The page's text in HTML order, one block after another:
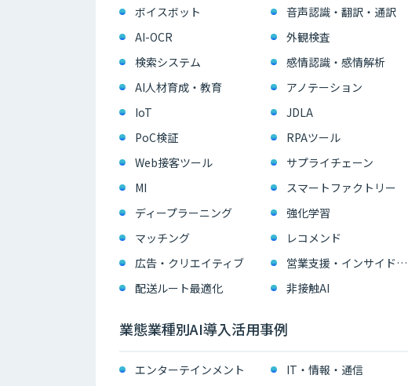
ボイスボット
音声認識・翻訳・通訳
AI-OCR
外観検査
検索システム
感情認識・感情解析
AI人材育成・教育
アノテーション
IoT
JDLA
PoC検証
RPAツール
Web接客ツール
サプライチェーン
MI
スマートファクトリー
ディープラーニング
強化学習
マッチング
レコメンド
広告・クリエイティブ
営業支援・インサイドセールス
配送ルート最適化
非接触AI
業態業種別AI導入活用事例
エンターテインメント IT・情報・通信